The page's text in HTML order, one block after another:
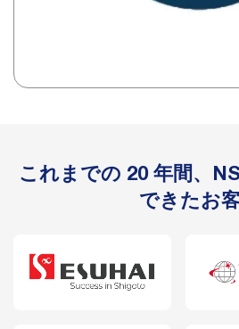
これまでの 20 年間、
できたお